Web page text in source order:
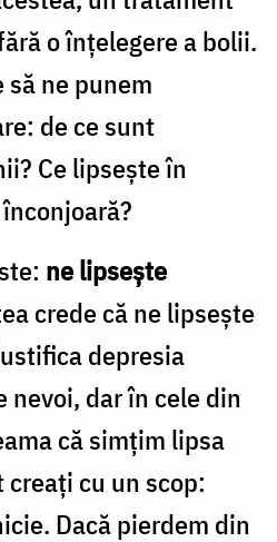
o înțelegere a bolii.
să ne punem
de ce sunt
Ce lipsește în
ne lipsește
crede că ne lipsește
depresia
dar în cele din
că simțim lipsa
cu un scop:
Dacă pierdem din